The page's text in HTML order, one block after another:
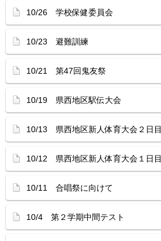
10/26 学校保健委員会
10/23 避難訓練
10/21 第47回鬼友祭
10/19 県西地区駅伝大会
10/13 県西地区新人体育大会２日目
10/12 県西地区新人体育大会１日目
10/11 合唱祭に向けて
10/4 第２学期中間テスト